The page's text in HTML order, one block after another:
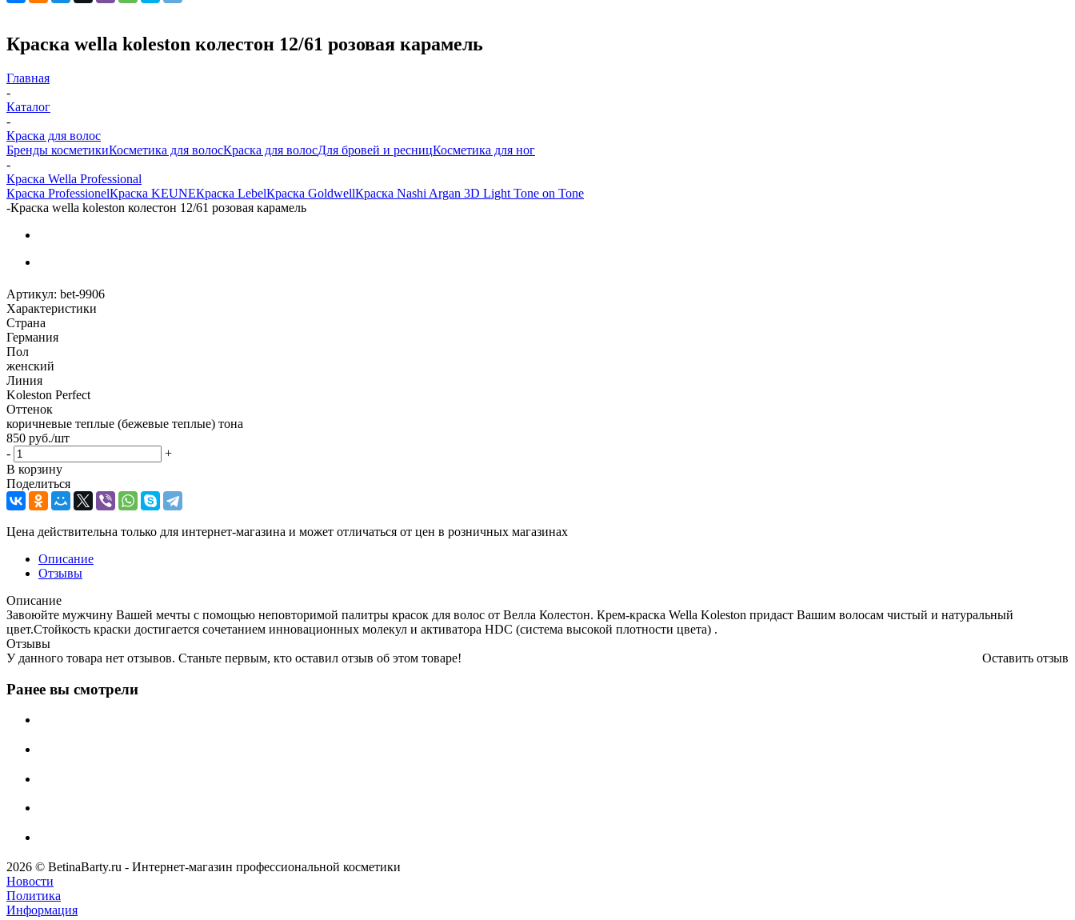
Краска wella koleston колестон 12/61 розовая карамель
Главная
-
Каталог
-
Краска для волос
Бренды косметикиКосметика для волосКраска для волосДля бровей и ресницКосметика для ног
-
Краска Wella Professional
Краска ProfessionelКраска KEUNEКраска LebelКраска GoldwellКраска Nashi Argan 3D Light Tone on Tone
-Краска wella koleston колестон 12/61 розовая карамель
Артикул: bet-9906
Характеристики
Страна
Германия
Пол
женский
Линия
Koleston Perfect
Оттенок
коричневые теплые (бежевые теплые) тона
850 руб./шт
-
+
В корзину
Поделиться
Цена действительна только для интернет-магазина и может отличаться от цен в розничных магазинах
Описание
Отзывы
Описание
Завоюйте мужчину Вашей мечты с помощью неповторимой палитры красок для волос от Велла Колестон. Крем-краска Wella Koleston придаст Вашим волосам чистый и натуральный
цвет.Стойкость краски достигается сочетанием инновационных молекул и активатора HDC (система высокой плотности цвета) .
Отзывы
Оставить отзыв
У данного товара нет отзывов. Станьте первым, кто оставил отзыв об этом товаре!
Ранее вы смотрели
2026 © BetinaBarty.ru - Интернет-магазин профессиональной косметики
Новости
Политика
Информация